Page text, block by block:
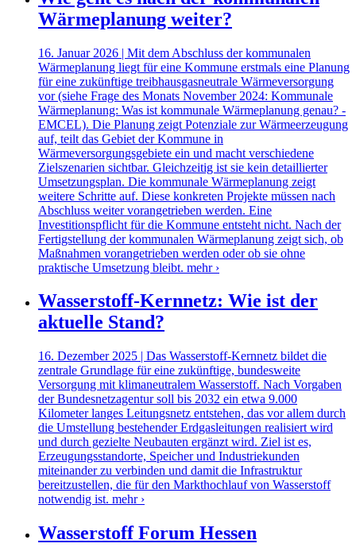
Wärmeplanung weiter?
16. Januar 2026 | Mit dem Abschluss der kommunalen
Wärmeplanung liegt für eine Kommune erstmals eine Planung
für eine zukünftige treibhausgasneutrale Wärmeversorgung
vor (siehe Frage des Monats November 2024: Kommunale
Wärmeplanung: Was ist kommunale Wärmeplanung genau? -
EMCEL). Die Planung zeigt Potenziale zur Wärmeerzeugung
auf, teilt das Gebiet der Kommune in
Wärmeversorgungsgebiete ein und macht verschiedene
Zielszenarien sichtbar. Gleichzeitig ist sie kein detaillierter
Umsetzungsplan. Die kommunale Wärmeplanung zeigt
weitere Schritte auf. Diese konkreten Projekte müssen nach
Abschluss weiter vorangetrieben werden. Eine
Investitionspflicht für die Kommune entsteht nicht. Nach der
Fertigstellung der kommunalen Wärmeplanung zeigt sich, ob
Maßnahmen vorangetrieben werden oder ob sie ohne
praktische Umsetzung bleibt. mehr ›
Wasserstoff-Kernnetz: Wie ist der
aktuelle Stand?
16. Dezember 2025 | Das Wasserstoff-Kernnetz bildet die
zentrale Grundlage für eine zukünftige, bundesweite
Versorgung mit klimaneutralem Wasserstoff. Nach Vorgaben
der Bundesnetzagentur soll bis 2032 ein etwa 9.000
Kilometer langes Leitungsnetz entstehen, das vor allem durch
die Umstellung bestehender Erdgasleitungen realisiert wird
und durch gezielte Neubauten ergänzt wird. Ziel ist es,
Erzeugungsstandorte, Speicher und Industriekunden
miteinander zu verbinden und damit die Infrastruktur
bereitzustellen, die für den Markthochlauf von Wasserstoff
notwendig ist. mehr ›
Wasserstoff Forum Hessen